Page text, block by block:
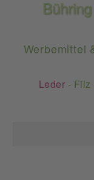
Werbemittel
Leder - Filz